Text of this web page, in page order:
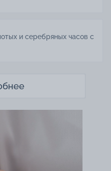
и серебряных часов с